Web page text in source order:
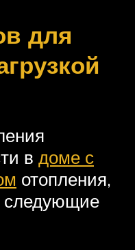
для
в доме с
отопления,
следующие